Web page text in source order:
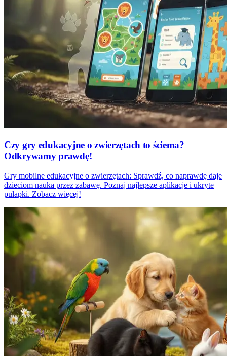
Czy gry edukacyjne o zwierzętach to ściema?
Odkrywamy prawdę!
Gry mobilne edukacyjne o zwierzętach: Sprawdź, co naprawdę daje
dzieciom nauka przez zabawę. Poznaj najlepsze aplikacje i ukryte
pułapki. Zobacz więcej!